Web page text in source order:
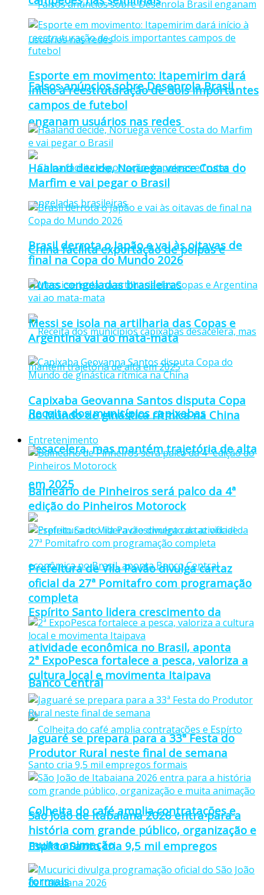
Falsos anúncios sobre Desenrola Brasil
enganam usuários nas redes
China facilita exportação de polpas e
frutas congeladas brasileiras
Receita dos municípios capixabas
desacelera, mas mantém trajetória de alta
em 2025
Espírito Santo lidera crescimento da
atividade econômica no Brasil, aponta
Banco Central
Colheita do café amplia contratações e
Espírto Santo cria 9,5 mil empregos
formais
Esporte em movimento: Itapemirim dará
início à reestruturação de dois importantes
campos de futebol
Haaland decide, Noruega vence Costa do
Marfim e vai pegar o Brasil
Brasil derrota o Japão e vai às oitavas de
final na Copa do Mundo 2026
Messi se isola na artilharia das Copas e
Argentina vai ao mata-mata
Capixaba Geovanna Santos disputa Copa
do Mundo de ginástica rítmica na China
Entretenimento
Balneário de Pinheiros será palco da 4ª
edição do Pinheiros Motorock
Prefeitura de Vila Pavão divulga cartaz
oficial da 27ª Pomitafro com programação
completa
2ª ExpoPesca fortalece a pesca, valoriza a
cultura local e movimenta Itaipava
Jaguaré se prepara para a 33ª Festa do
Produtor Rural neste final de semana
São João de Itabaiana 2026 entra para a
história com grande público, organização e
muita animação